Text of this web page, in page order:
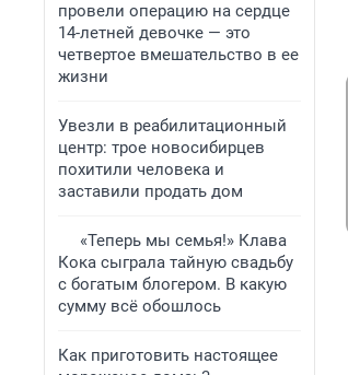
провели операцию на сердце
14-летней девочке — это
четвертое вмешательство в ее
жизни
Увезли в реабилитационный
центр: трое новосибирцев
похитили человека и
заставили продать дом
«Теперь мы семья!» Клава
Кока сыграла тайную свадьбу
с богатым блогером. В какую
сумму всё обошлось
Как приготовить настоящее